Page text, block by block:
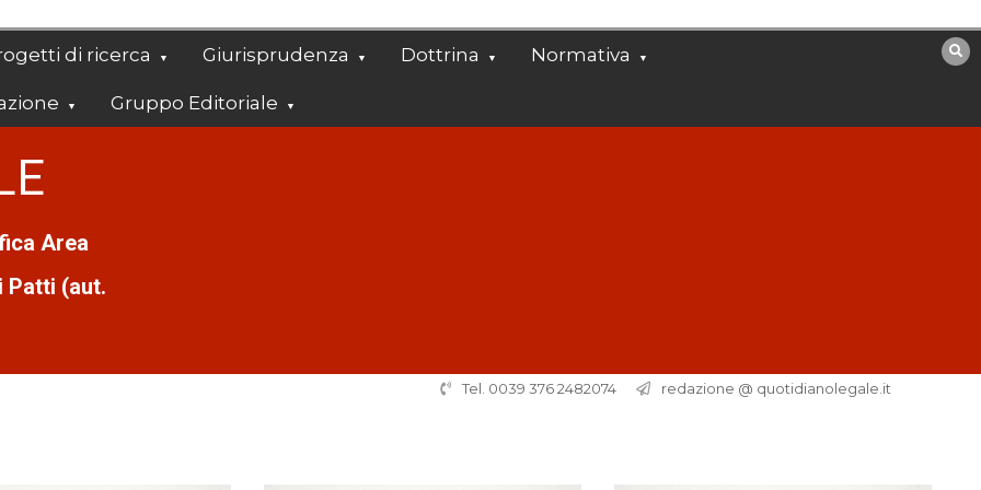
di ricerca Giurisprudenza Dottrina Normativa
Gruppo Editoriale
Area
Patti (aut.
Tel. 0039 376 2482074 redazione @ quotidianolegale.it